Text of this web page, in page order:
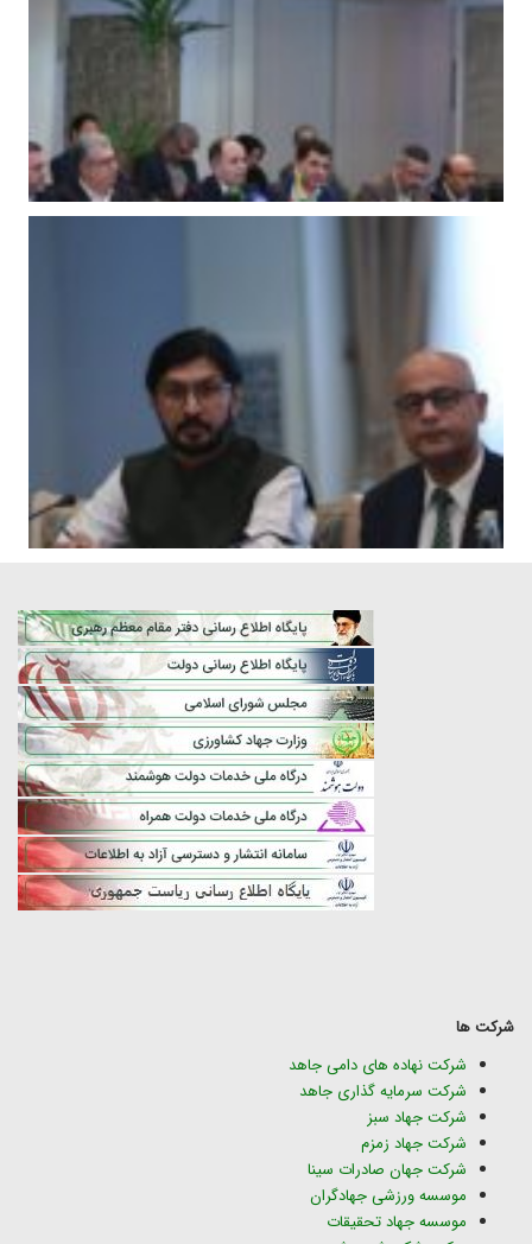
شرکت ها
شرکت نهاده های دامی جاهد
شرکت سرمایه گذاری جاهد
شرکت جهاد سبز
شرکت جهاد زمزم
شرکت جهان صادرات سینا
موسسه ورزشی جهادگران
موسسه جهاد تحقیقات